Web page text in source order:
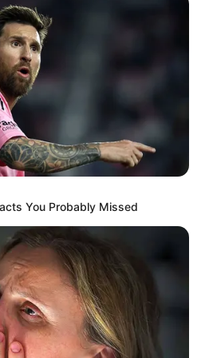
στεφάνου, θα καταθέσει
«Χαμόγελο του Παιδιού».
της Ομάδας καταλήγει
«Ελένη σε
σε ξεχάσουμε ποτέ και
για να μην ξεχαστεί η
για τη διάσωση της
από την Εύβοια
Βρήκαν έναν άντρα
στη Χαλκίδα;
You Probably Missed